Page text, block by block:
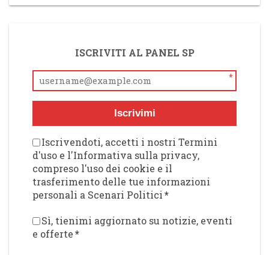
ISCRIVITI AL PANEL SP
*
Iscrivimi
Iscrivendoti, accetti i nostri Termini
d'uso e l'Informativa sulla privacy,
compreso l'uso dei cookie e il
trasferimento delle tue informazioni
personali a Scenari Politici*
Sì, tienimi aggiornato su notizie, eventi
e offerte*